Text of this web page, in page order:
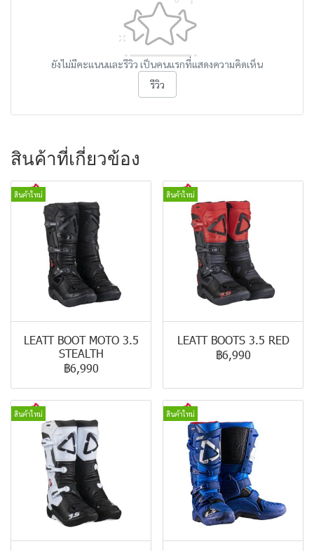
ยังไม่มีคะแนนและรีวิว เป็นคนแรกที่แสดงความคิดเห็น
รีวิว
สินค้าที่เกี่ยวข้อง
สินค้าใหม่
LEATT BOOT MOTO 3.5
STEALTH
฿6,990
สินค้าใหม่
LEATT BOOTS 3.5 RED
฿6,990
สินค้าใหม่ สินค้าใหม่